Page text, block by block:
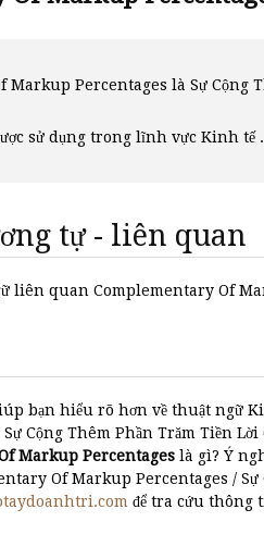
Markup Percentages là Sự Cộng
sử dụng trong lĩnh vực Kinh tế .
tự - liên quan
liên quan Complementary Of
bạn hiểu rõ hơn về thuật ngữ
Sự Cộng Thêm Phần Trăm Tiền
Markup Percentages là gì? Ý
Of Markup Percentages /
để tra cứu thông